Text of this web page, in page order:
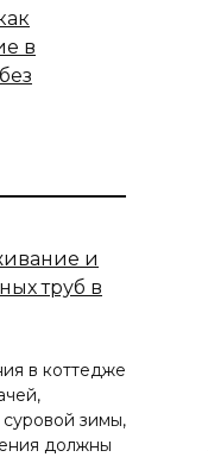
в
и
труб в
в коттедже
зимы,
должны